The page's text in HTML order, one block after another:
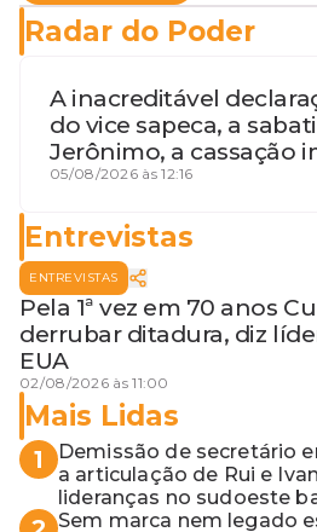
Radar do Poder
A inacreditável
do vice sapeca, a
Jerônimo, a cassação
desembargadora e a
05/08/2026 às 12:16
Entrevistas
ENTREVISTAS
Pela 1ª vez em 70 anos
derrubar ditadura, diz
EUA
02/08/2026 às 11:00
Mais Lidas
1
Demissão de secretário
a articulação de Rui e
lideranças no sudoeste
Sem marca nem legado